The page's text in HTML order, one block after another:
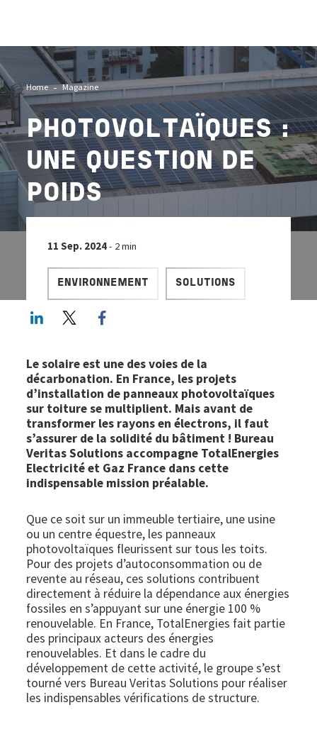
Image
Home Magazine
PHOTOVOLTAÏQUES :
UNE QUESTION DE
POIDS
11 Sep. 2024- 2 min
ENVIRONNEMENT SOLUTIONS
LinkedInTwitter
Le solaire est une des voies de la
décarbonation. En France, les projets
d’installation de panneaux photovoltaïques
sur toiture se multiplient. Mais avant de
transformer les rayons en électrons, il faut
s’assurer de la solidité du bâtiment ! Bureau
Veritas Solutions accompagne TotalEnergies
Electricité et Gaz France dans cette
indispensable mission préalable.
Que ce soit sur un immeuble tertiaire, une usine
ou un centre équestre, les panneaux
photovoltaïques fleurissent sur tous les toits.
Pour des projets d’autoconsommation ou de
revente au réseau, ces solutions contribuent
directement à réduire la dépendance aux énergies
fossiles en s’appuyant sur une énergie 100 %
renouvelable. En France, TotalEnergies fait partie
des principaux acteurs des énergies
renouvelables. Et dans le cadre du
développement de cette activité, le groupe s’est
tourné vers Bureau Veritas Solutions pour réaliser
les indispensables vérifications de structure.